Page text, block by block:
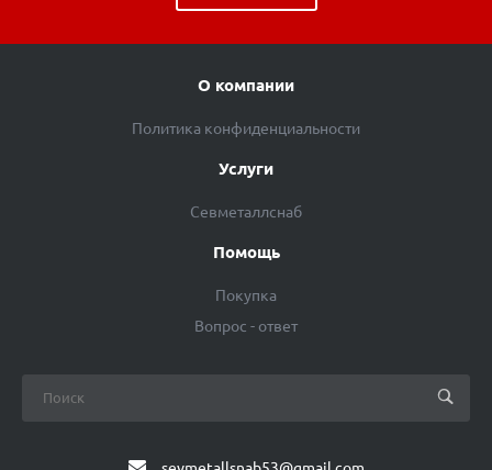
О компании
Политика конфиденциальности
Услуги
Севметаллснаб
Помощь
Покупка
Вопрос - ответ